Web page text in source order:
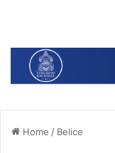
Home / Belice